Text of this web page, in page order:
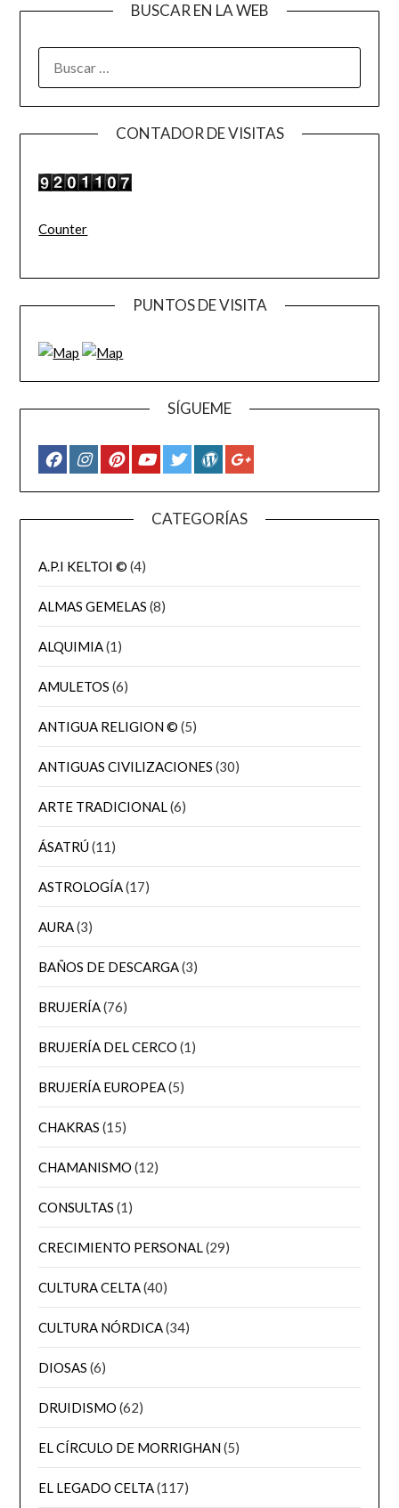
BUSCAR EN LA WEB
CONTADOR DE VISITAS
Counter
PUNTOS DE VISITA
SÍGUEME
CATEGORÍAS
A.P.I KELTOI © (4)
ALMAS GEMELAS (8)
ALQUIMIA(1)
AMULETOS (6)
ANTIGUA RELIGION © (5)
ANTIGUAS CIVILIZACIONES (30)
ARTE TRADICIONAL(6)
ÁSATRÚ(11)
ASTROLOGÍA(17)
AURA(3)
BAÑOS DE DESCARGA(3)
BRUJERÍA(76)
BRUJERÍA DEL CERCO (1)
BRUJERÍA EUROPEA(5)
CHAKRAS (15)
CHAMANISMO (12)
CONSULTAS (1)
CRECIMIENTO PERSONAL(29)
CULTURA CELTA(40)
CULTURA NÓRDICA(34)
DIOSAS (6)
DRUIDISMO (62)
EL CÍRCULO DE MORRIGHAN(5)
EL LEGADO CELTA(117)